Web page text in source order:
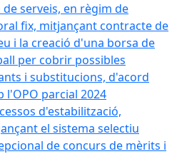
de serveis, en règim de
fix, mitjançant contracte de
i la creació d'una borsa de
per cobrir possibles
i substitucions, d'acord
l'OPO parcial 2024
d'estabilització,
el sistema selectiu
de concurs de mèrits i